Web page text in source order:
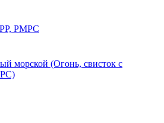
РМРС
морской (Огонь, свисток с